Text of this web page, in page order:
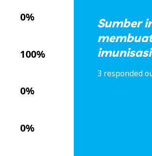
Sumber
3 responded
0%
100%
0%
0%